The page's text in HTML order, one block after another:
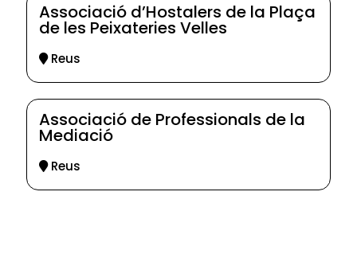
Associació d’Hostalers de la Plaça
de les Peixateries Velles
Reus
Associació de Professionals de la
Mediació
Reus